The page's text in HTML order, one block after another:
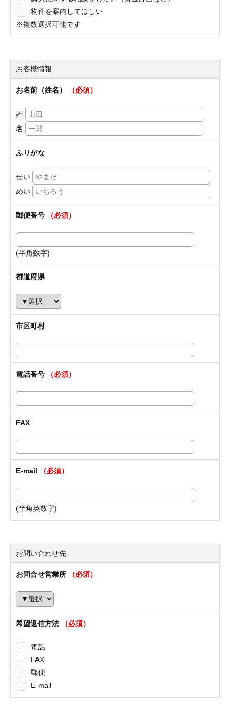
物件を案内してほしい
※複数選択可能です
お客様情報
お名前（姓名） （必須）
姓
名
ふりがな
せい
めい
郵便番号 （必須）
(半角数字)
都道府県
市区町村
電話番号 （必須）
FAX
E-mail （必須）
(半角英数字)
お問い合わせ先
お問合せ営業所 （必須）
希望返信方法 （必須）
電話
FAX
郵便
E-mail